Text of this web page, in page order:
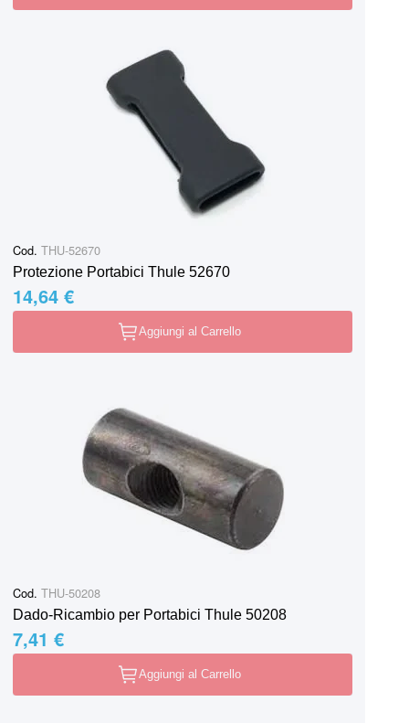
Cod. THU-52670
Protezione Portabici Thule 52670
14,64 €
Aggiungi al Carrello
Cod. THU-50208
Dado-Ricambio per Portabici Thule 50208
7,41 €
Aggiungi al Carrello